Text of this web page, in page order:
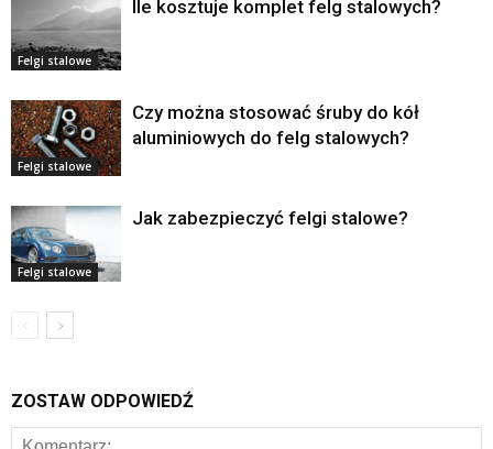
Felgi stalowe
Ile kosztuje komplet felg stalowych?
Felgi stalowe
Czy można stosować śruby do kół
aluminiowych do felg stalowych?
Felgi stalowe
Jak zabezpieczyć felgi stalowe?
ZOSTAW ODPOWIEDŹ